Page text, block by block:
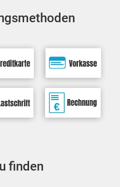
finden